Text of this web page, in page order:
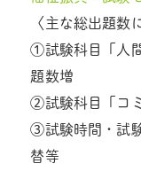
〈主な総出題数
①試験科目「人
題数増
②試験科目「コ
③試験時間・試
替等